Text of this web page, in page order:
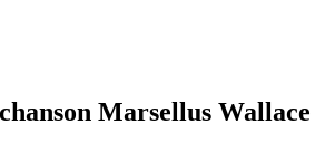
Marsellus Wallace